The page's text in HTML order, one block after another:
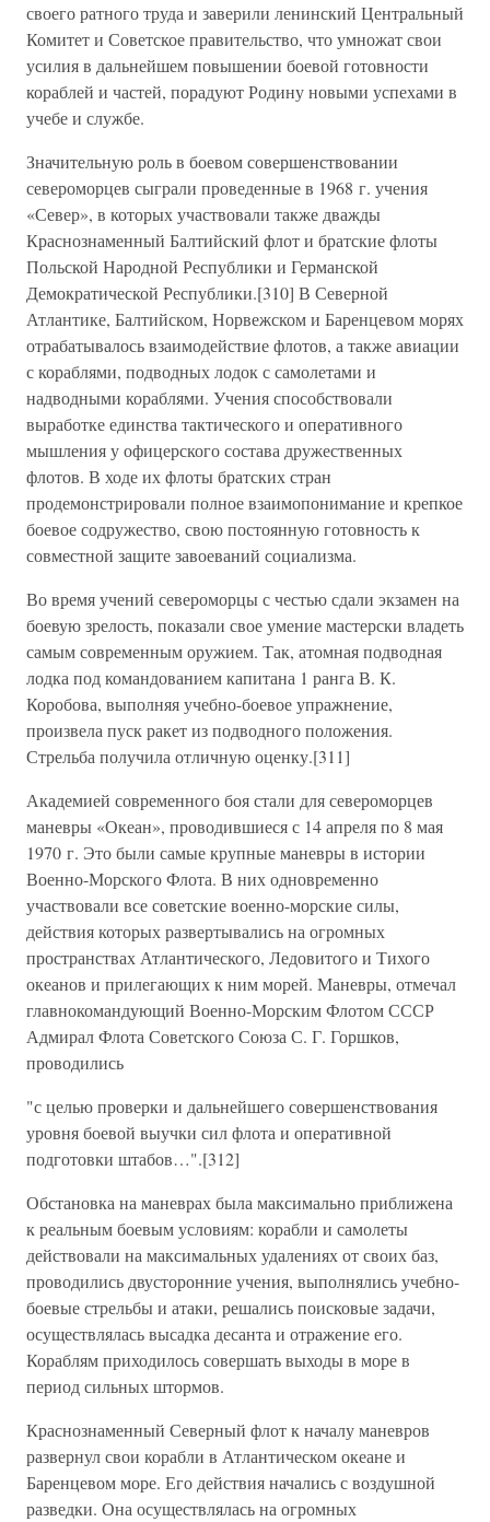
своего ратного труда и заверили ленинский Центральный
Комитет и Советское правительство, что умножат свои
усилия в дальнейшем повышении боевой готовности
кораблей и частей, порадуют Родину новыми успехами в
учебе и службе.
Значительную роль в боевом совершенствовании
североморцев сыграли проведенные в 1968 г. учения
«Север», в которых участвовали также дважды
Краснознаменный Балтийский флот и братские флоты
Польской Народной Республики и Германской
Демократической Республики.[310] В Северной
Атлантике, Балтийском, Норвежском и Баренцевом морях
отрабатывалось взаимодействие флотов, а также авиации
с кораблями, подводных лодок с самолетами и
надводными кораблями. Учения способствовали
выработке единства тактического и оперативного
мышления у офицерского состава дружественных
флотов. В ходе их флоты братских стран
продемонстрировали полное взаимопонимание и крепкое
боевое содружество, свою постоянную готовность к
совместной защите завоеваний социализма.
Во время учений североморцы с честью сдали экзамен на
боевую зрелость, показали свое умение мастерски владеть
самым современным оружием. Так, атомная подводная
лодка под командованием капитана 1 ранга В. К.
Коробова, выполняя учебно-боевое упражнение,
произвела пуск ракет из подводного положения.
Стрельба получила отличную оценку.[311]
Академией современного боя стали для североморцев
маневры «Океан», проводившиеся с 14 апреля по 8 мая
1970 г. Это были самые крупные маневры в истории
Военно-Морского Флота. В них одновременно
участвовали все советские военно-морские силы,
действия которых развертывались на огромных
пространствах Атлантического, Ледовитого и Тихого
океанов и прилегающих к ним морей. Маневры, отмечал
главнокомандующий Военно-Морским Флотом СССР
Адмирал Флота Советского Союза С. Г. Горшков,
проводились
"с целью проверки и дальнейшего совершенствования
уровня боевой выучки сил флота и оперативной
подготовки штабов…".[312]
Обстановка на маневрах была максимально приближена
к реальным боевым условиям: корабли и самолеты
действовали на максимальных удалениях от своих баз,
проводились двусторонние учения, выполнялись учебно-
боевые стрельбы и атаки, решались поисковые задачи,
осуществлялась высадка десанта и отражение его.
Кораблям приходилось совершать выходы в море в
период сильных штормов.
Краснознаменный Северный флот к началу маневров
развернул свои корабли в Атлантическом океане и
Баренцевом море. Его действия начались с воздушной
разведки. Она осуществлялась на огромных